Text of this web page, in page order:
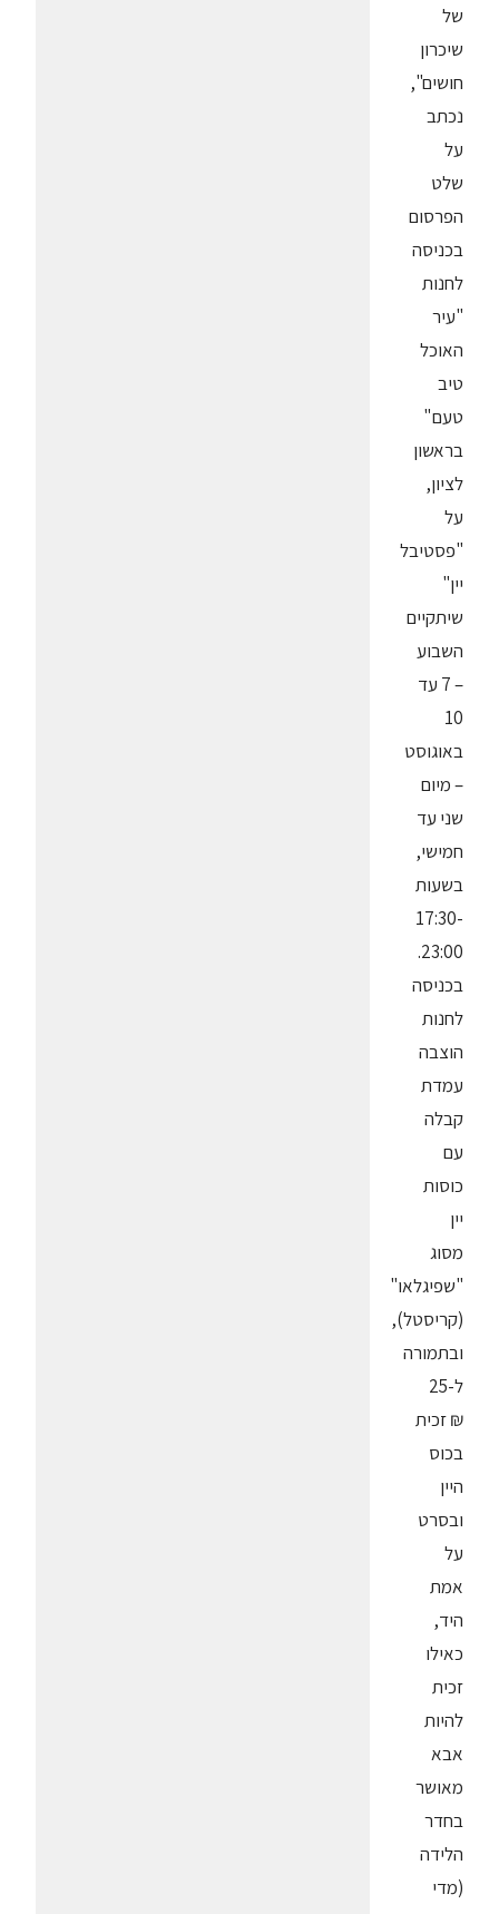
של
שיכרון
חושים",
נכתב
על
שלט
הפרסום
בכניסה
לחנות
"עיר
האוכל
טיב
טעם"
בראשון
לציון,
על
"פסטיבל
יין"
שיתקיים
השבוע
– 7 עד
10
באוגוסט
– מיום
שני עד
חמישי,
בשעות
17:30-
23:00.
בכניסה
לחנות
הוצבה
עמדת
קבלה
עם
כוסות
יין
מסוג
"שפיגלאו"
(קריסטל),
ובתמורה
ל-25
₪ זכית
בכוס
היין
ובסרט
על
אמת
היד,
כאילו
זכית
להיות
אבא
מאושר
בחדר
הלידה
(מדי